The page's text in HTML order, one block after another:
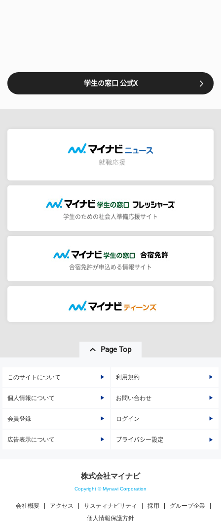
学生の窓口 公式X
学生のための社会人準備応援サイト
合宿免許が申込める情報サイト
Page Top
このサイトについて 利用規約
個人情報について お問い合わせ
会員登録 ログイン
広告表示について プライバシー設定
株式会社マイナビ
Copyright © Mynavi Corporation
会社概要 アクセス サスティナビリティ 採用
グループ企業
個人情報保護方針